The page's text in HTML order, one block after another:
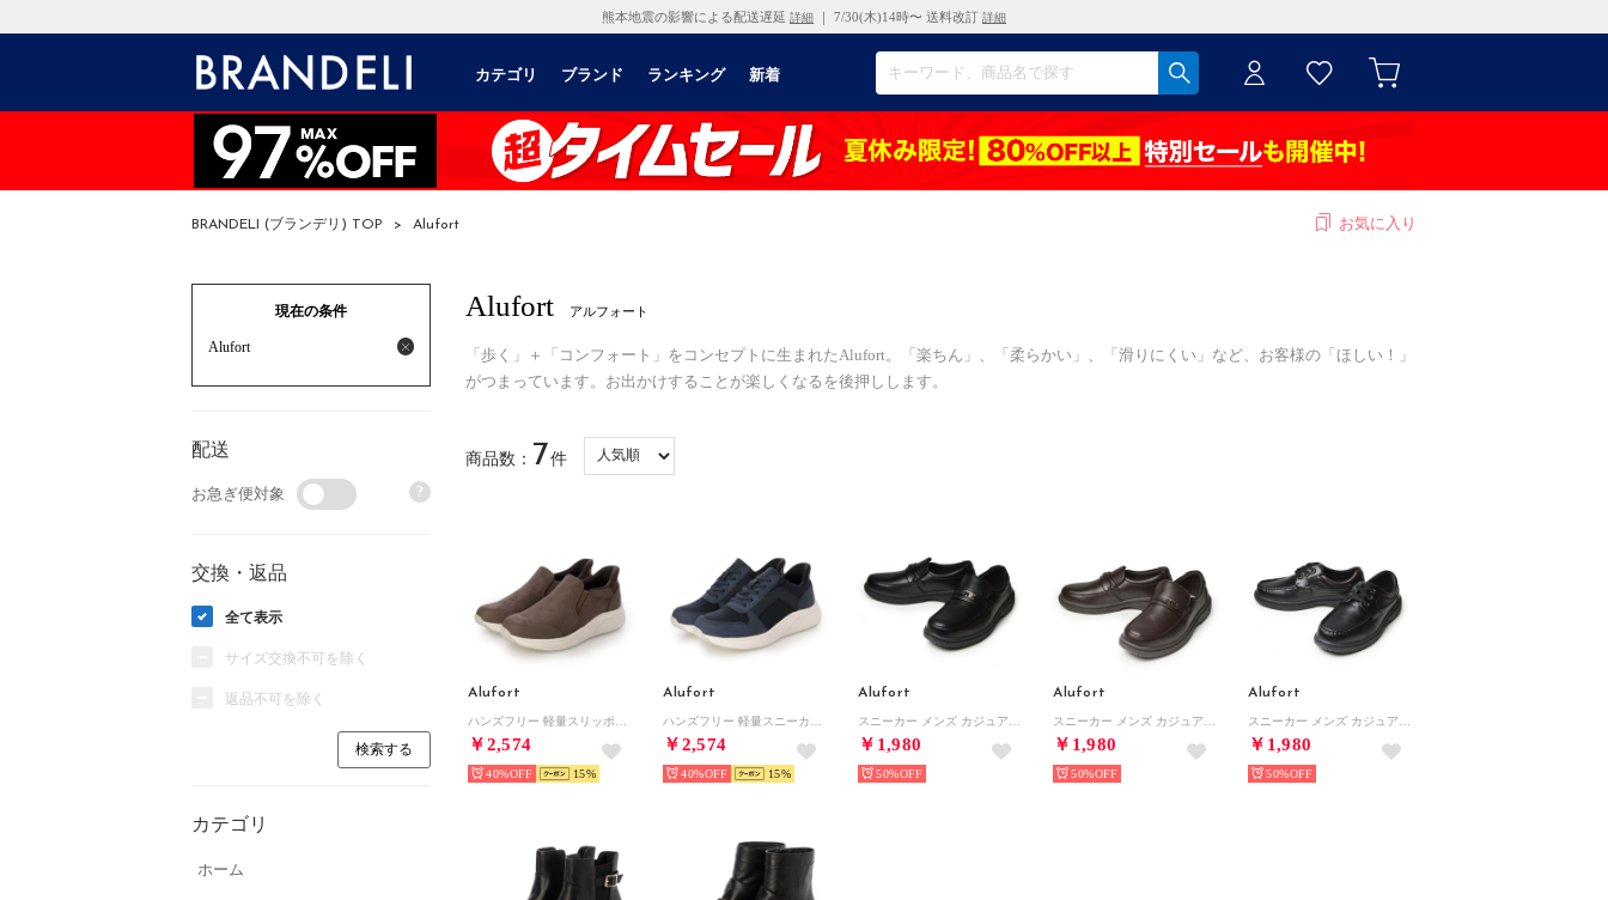
熊本地震の影響による配送遅延 詳細 ｜ 7/30(木)14時〜 送料改訂 詳細
カテゴリ ブランド ランキング 新着
BRANDELI (ブランデリ) TOP > Alufort お気に入り
現在の条件
Alufort
配送
お急ぎ便対象 ?
交換・返品
全て表示
サイズ交換不可を除く
返品不可を除く
カテゴリ
ホーム
Alufort アルフォート
「歩く」＋「コンフォート」をコンセプトに生まれたAlufort。「楽ちん」、「柔らかい」、「滑りにくい」など、お客様の「ほしい！」
がつまっています。お出かけすることが楽しくなるを後押しします。
商品数： 7件
Alufort
￥2,574
40% 15
Alufort
￥2,574
40% 15
Alufort
￥1,980
50%
Alufort
￥1,980
50%
Alufort
￥1,980
50%